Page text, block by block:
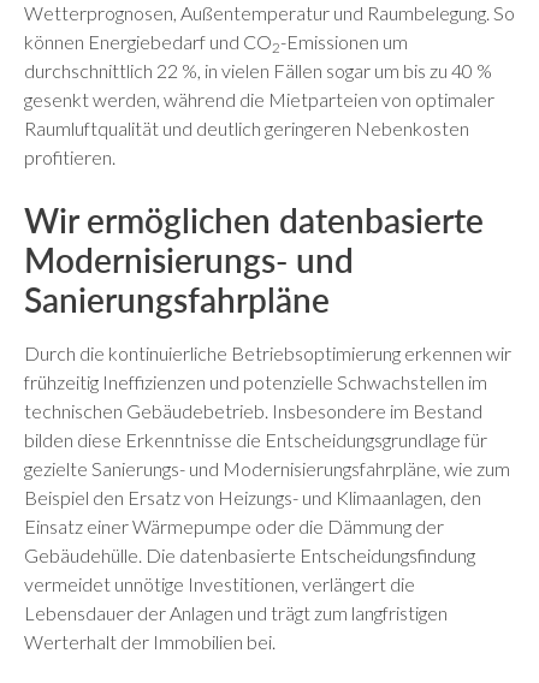
Wetterprognosen, Außentemperatur und Raumbelegung. So
können Energiebedarf und CO2-Emissionen um
durchschnittlich 22 %, in vielen Fällen sogar um bis zu 40 %
gesenkt werden, während die Mietparteien von optimaler
Raumluftqualität und deutlich geringeren Nebenkosten
profitieren.
Wir ermöglichen datenbasierte
Modernisierungs- und
Sanierungsfahrpläne
Durch die kontinuierliche Betriebsoptimierung erkennen wir
frühzeitig Ineffizienzen und potenzielle Schwachstellen im
technischen Gebäudebetrieb. Insbesondere im Bestand
bilden diese Erkenntnisse die Entscheidungsgrundlage für
gezielte Sanierungs- und Modernisierungsfahrpläne, wie zum
Beispiel den Ersatz von Heizungs- und Klimaanlagen, den
Einsatz einer Wärmepumpe oder die Dämmung der
Gebäudehülle. Die datenbasierte Entscheidungsfindung
vermeidet unnötige Investitionen, verlängert die
Lebensdauer der Anlagen und trägt zum langfristigen
Werterhalt der Immobilien bei.